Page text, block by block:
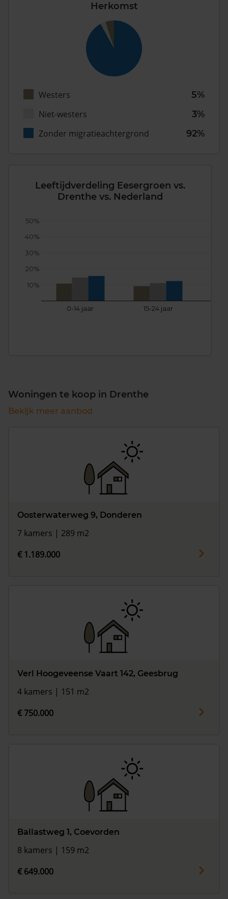
Herkomst
Westers
5%
Niet-westers
3%
Zonder migratieachtergrond
92%
Leeftijdverdeling Eesergroen vs.
Drenthe vs. Nederland
0-14 jaar 15-24 jaar
10%
20%
30%
40%
50%
Woningen te koop in Drenthe
Bekijk meer aanbod
Oosterwaterweg 9, Donderen
7 kamers | 289 m2
€ 1.189.000
Verl Hoogeveense Vaart 142, Geesbrug
4 kamers | 151 m2
€ 750.000
Ballastweg 1, Coevorden
8 kamers | 159 m2
€ 649.000